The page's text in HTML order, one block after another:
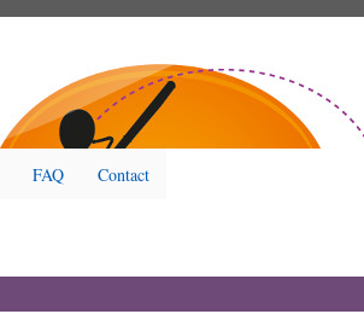
FAQ Contact